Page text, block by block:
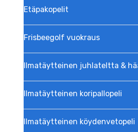
Etäpakopelit
Frisbeegolf vuokraus
Ilmatäytteinen juhlateltta &
Ilmatäytteinen koripallopeli
Ilmatäytteinen köydenvetopeli